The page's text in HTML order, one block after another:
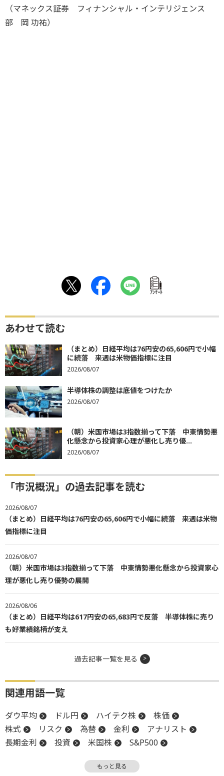
（マネックス証券 フィナンシャル・インテリジェンス
部 岡 功祐）
ｱﾝｹｰﾄ
あわせて読む
（まとめ）日経平均は76円安の65,606円で小幅
に続落 来週は米物価指標に注目
2026/08/07
半導体株の調整は底値をつけたか
2026/08/07
（朝）米国市場は3指数揃って下落 中東情勢悪
化懸念から投資家心理が悪化し売り優...
2026/08/07
「市況概況」の過去記事を読む
2026/08/07
（まとめ）日経平均は76円安の65,606円で小幅に続落 来週は米物
価指標に注目
2026/08/07
（朝）米国市場は3指数揃って下落 中東情勢悪化懸念から投資家心
理が悪化し売り優勢の展開
2026/08/06
（まとめ）日経平均は617円安の65,683円で反落 半導体株に売り
も好業績銘柄が支え
過去記事一覧を見る
関連用語一覧
ダウ平均 ドル円 ハイテク株
株価
株式
リスク 為替 金利
アナリスト
長期金利
投資 米国株
S&P500
引け 株価指数
もっと見る